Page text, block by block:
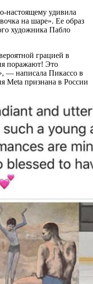
настоящему удивила
на шаре». Ее образ
художника Пабло
грацией в
поражают! Это
— написала Пикассо в
Metа признана в России